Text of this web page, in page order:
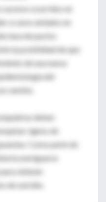
sucesos ocurridos en
a casos aislados en
tasa de pactos
la posibilidad de que
de una nueva
del
cambio.
deben
signos de
Como parte de
averiguarse
obtener
de suicidio.